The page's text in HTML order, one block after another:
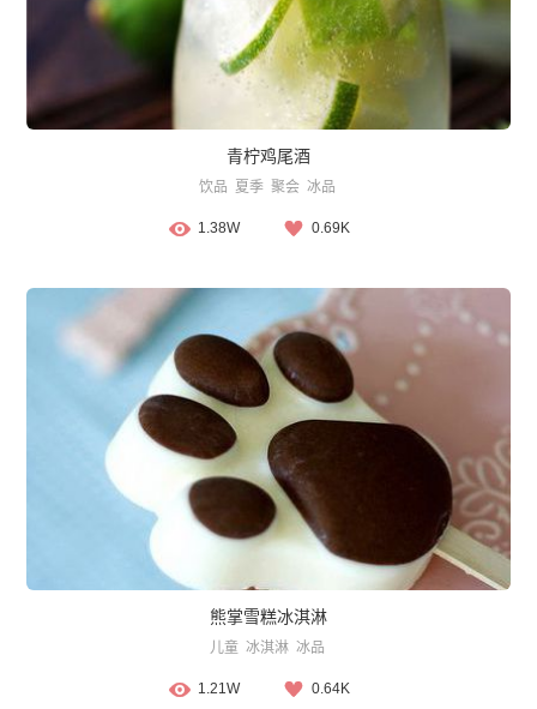
青柠鸡尾酒
饮品 夏季 聚会 冰品
1.38W 0.69K
熊掌雪糕冰淇淋
儿童 冰淇淋 冰品
1.21W 0.64K